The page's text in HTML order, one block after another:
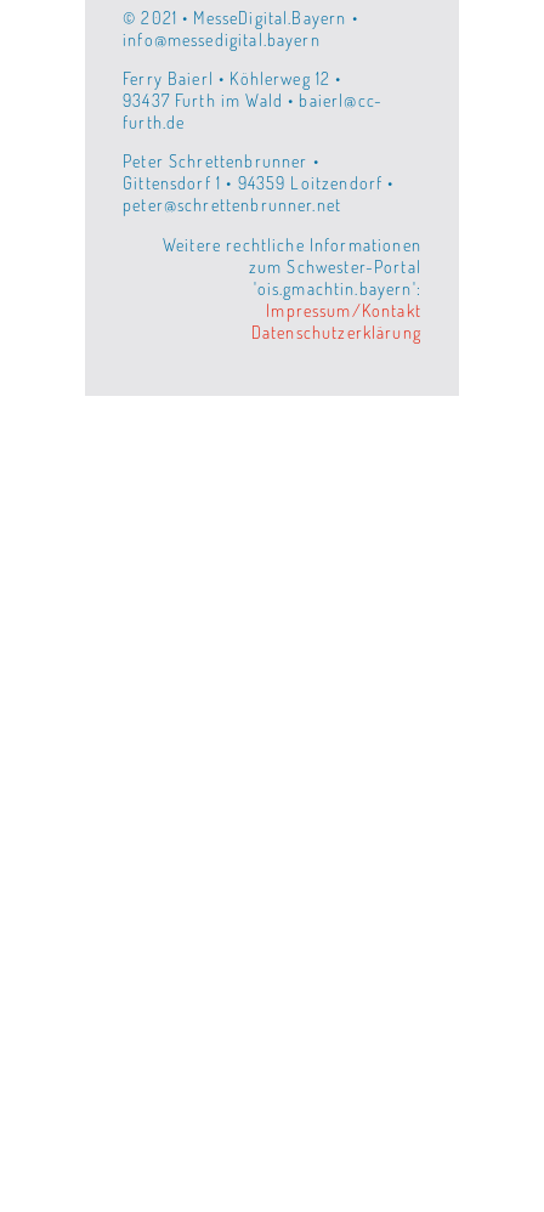
© 2021 • MesseDigital.Bayern •
info@messedigital.bayern
Ferry Baierl • Köhlerweg 12 •
93437 Furth im Wald • baierl@cc-
furth.de
Peter Schrettenbrunner •
Gittensdorf 1 • 94359 Loitzendorf •
peter@schrettenbrunner.net
Weitere rechtliche Informationen
zum Schwester-Portal
'ois.gmachtin.bayern':
Impressum/Kontakt
Datenschutzerklärung